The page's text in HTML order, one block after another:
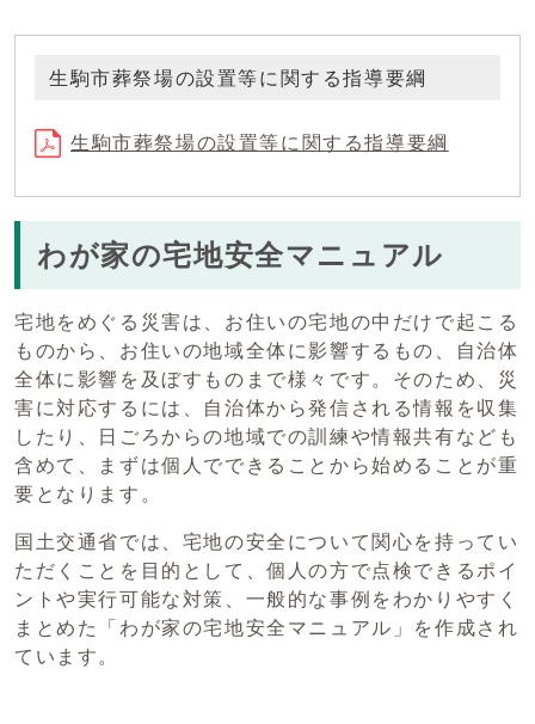
生駒市葬祭場の設置等に関する指導要綱
生駒市葬祭場の設置等に関する指導要綱
わが家の宅地安全マニュアル
宅地をめぐる災害は、お住いの宅地の中だけで起こる
ものから、お住いの地域全体に影響するもの、自治体
全体に影響を及ぼすものまで様々です。そのため、災
害に対応するには、自治体から発信される情報を収集
したり、日ごろからの地域での訓練や情報共有なども
含めて、まずは個人でできることから始めることが重
要となります。
国土交通省では、宅地の安全について関心を持ってい
ただくことを目的として、個人の方で点検できるポイ
ントや実行可能な対策、一般的な事例をわかりやすく
まとめた「わが家の宅地安全マニュアル」を作成され
ています。